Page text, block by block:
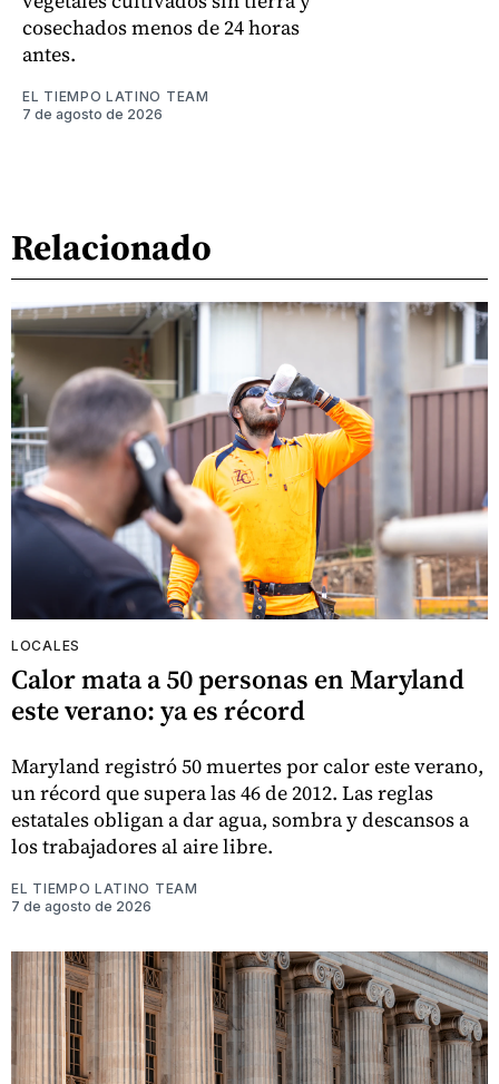
cosechados menos de 24 horas
antes.
EL TIEMPO LATINO TEAM
7 de agosto de 2026
Relacionado
LOCALES
Calor mata a 50 personas en Maryland
este verano: ya es récord
Maryland registró 50 muertes por calor este verano,
un récord que supera las 46 de 2012. Las reglas
estatales obligan a dar agua, sombra y descansos a
los trabajadores al aire libre.
EL TIEMPO LATINO TEAM
7 de agosto de 2026